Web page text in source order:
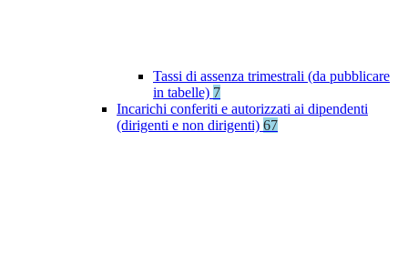
Tassi di assenza trimestrali (da pubblicare
in tabelle) 7
Incarichi conferiti e autorizzati ai dipendenti
(dirigenti e non dirigenti) 67